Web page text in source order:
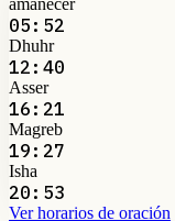
05:52
Dhuhr
12:40
Asser
16:21
Magreb
19:27
Isha
20:53
Ver horarios de oración